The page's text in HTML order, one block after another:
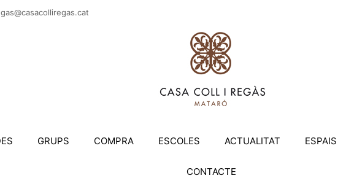
tac.sagerillocasac
GRUPS COMPRA ESCOLES ACTUALITAT ESPAIS
CONTACTE